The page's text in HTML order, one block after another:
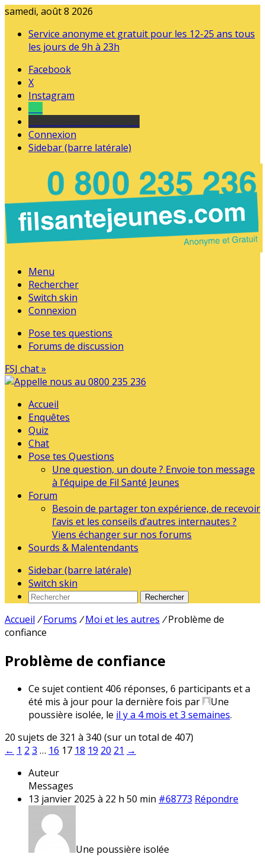
samedi, août 8 2026
Service anonyme et gratuit pour les 12-25 ans tous
les jours de 9h à 23h
Facebook
X
Instagram
Connexion
Sidebar (barre latérale)
Menu
Rechercher
Switch skin
Connexion
Pose tes questions
Forums de discussion
FSJ chat »
Accueil
Enquêtes
Quiz
Chat
Pose tes Questions
Une question, un doute ? Envoie ton message
à l’équipe de Fil Santé Jeunes
Forum
Besoin de partager ton expérience, de recevoir
l’avis et les conseils d’autres internautes ?
Viens échanger sur nos forums
Sourds & Malentendants
Sidebar (barre latérale)
Switch skin
Rechercher
Accueil / Forums / Moi et les autres / Problème de
confiance
Problème de confiance
Ce sujet contient 406 réponses, 6 participants et a
été mis à jour pour la dernière fois par
Une
poussière isolée, le il y a 4 mois et 3 semaines.
20 sujets de 321 à 340 (sur un total de 407)
← 1 2 3 … 16 17 18 19 20 21 →
Auteur
Messages
13 janvier 2025 à 22 h 50 min #68773 Répondre
Une poussière isolée